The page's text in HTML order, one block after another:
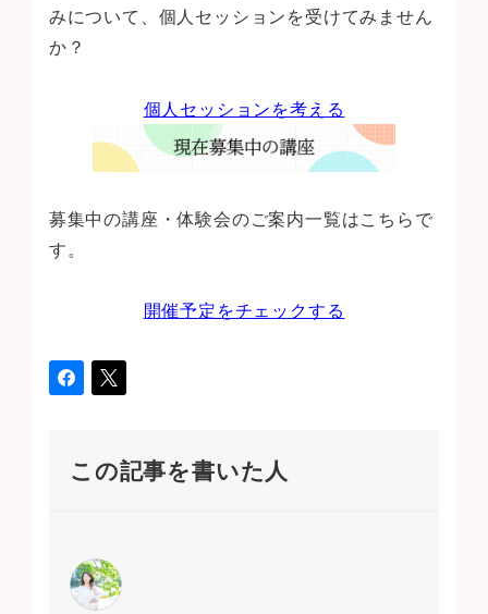
みについて、個人セッションを受けてみません
か？
個人セッションを考える
募集中の講座・体験会のご案内一覧はこちらで
す。
開催予定をチェックする
この記事を書いた人